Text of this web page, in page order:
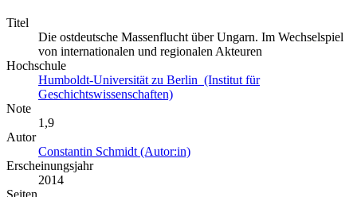
Titel
Die ostdeutsche Massenflucht über Ungarn. Im Wechselspiel
von internationalen und regionalen Akteuren
Hochschule
Humboldt-Universität zu Berlin (Institut für
Geschichtswissenschaften)
Note
1,9
Autor
Constantin Schmidt (Autor:in)
Erscheinungsjahr
2014
Seiten